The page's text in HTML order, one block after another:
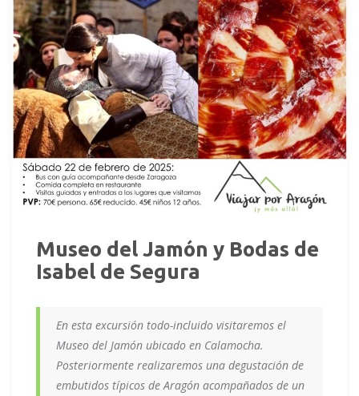
Museo del Jamón y Bodas de
Isabel de Segura
En esta excursión todo-incluido visitaremos el
Museo del Jamón ubicado en Calamocha.
Posteriormente realizaremos una degustación de
embutidos típicos de Aragón acompañados de un